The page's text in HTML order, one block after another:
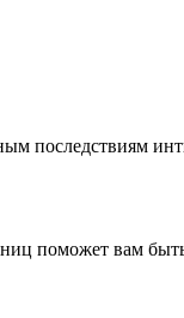
последствиям
поможет вам